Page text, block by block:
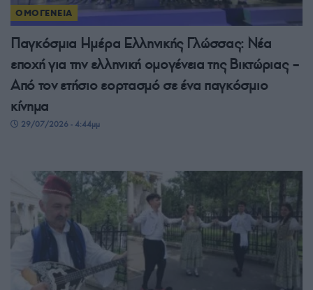
ΟΜΟΓΕΝΕΙΑ
Παγκόσμια Ημέρα Ελληνικής Γλώσσας: Νέα
εποχή για την ελληνική ομογένεια της Βικτώριας –
Από τον ετήσιο εορτασμό σε ένα παγκόσμιο
κίνημα
29/07/2026 - 4:44μμ